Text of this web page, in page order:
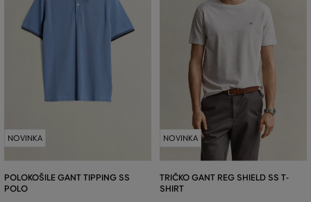
NOVINKA
POLOKOŠILE GANT TIPPING SS
POLO
NOVINKA
TRIČKO GANT REG SHIELD SS T-
SHIRT